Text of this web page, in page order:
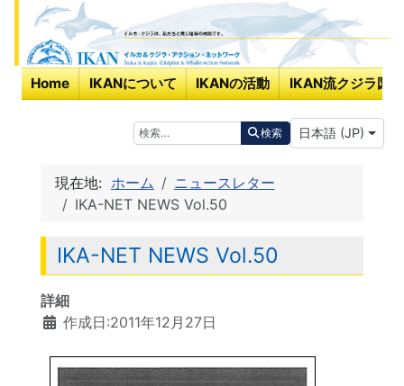
検索 検索 あなたが使う言
日本語 (JP)
Home IKANについて IKANの活動 IKAN流クジラ図鑑
現在地: ホーム
ニュースレター
IKA-NET NEWS Vol.50
IKA-NET NEWS Vol.50
詳細
作成日:2011年12月27日